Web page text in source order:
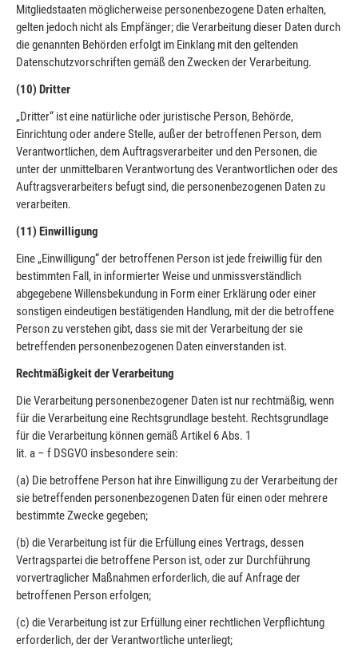
Mitgliedstaaten möglicherweise personenbezogene Daten erhalten,
gelten jedoch nicht als Empfänger; die Verarbeitung dieser Daten durch
die genannten Behörden erfolgt im Einklang mit den geltenden
Datenschutzvorschriften gemäß den Zwecken der Verarbeitung.
(10) Dritter
„Dritter“ ist eine natürliche oder juristische Person, Behörde,
Einrichtung oder andere Stelle, außer der betroffenen Person, dem
Verantwortlichen, dem Auftragsverarbeiter und den Personen, die
unter der unmittelbaren Verantwortung des Verantwortlichen oder des
Auftragsverarbeiters befugt sind, die personenbezogenen Daten zu
verarbeiten.
(11) Einwilligung
Eine „Einwilligung“ der betroffenen Person ist jede freiwillig für den
bestimmten Fall, in informierter Weise und unmissverständlich
abgegebene Willensbekundung in Form einer Erklärung oder einer
sonstigen eindeutigen bestätigenden Handlung, mit der die betroffene
Person zu verstehen gibt, dass sie mit der Verarbeitung der sie
betreffenden personenbezogenen Daten einverstanden ist.
Rechtmäßigkeit der Verarbeitung
Die Verarbeitung personenbezogener Daten ist nur rechtmäßig, wenn
für die Verarbeitung eine Rechtsgrundlage besteht. Rechtsgrundlage
für die Verarbeitung können gemäß Artikel 6 Abs. 1
lit. a – f DSGVO insbesondere sein:
(a) Die betroffene Person hat ihre Einwilligung zu der Verarbeitung der
sie betreffenden personenbezogenen Daten für einen oder mehrere
bestimmte Zwecke gegeben;
(b) die Verarbeitung ist für die Erfüllung eines Vertrags, dessen
Vertragspartei die betroffene Person ist, oder zur Durchführung
vorvertraglicher Maßnahmen erforderlich, die auf Anfrage der
betroffenen Person erfolgen;
(c) die Verarbeitung ist zur Erfüllung einer rechtlichen Verpflichtung
erforderlich, der der Verantwortliche unterliegt;